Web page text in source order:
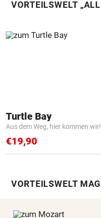
VORTEILSWELT
Turtle Bay
Aus dem Weg, hier kommen wir!
€19,90
VORTEILSWELT